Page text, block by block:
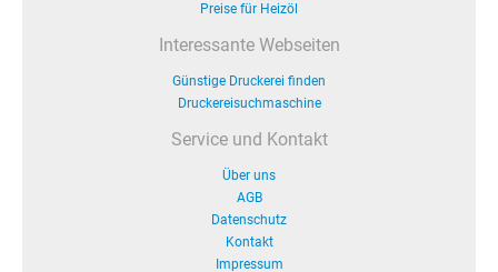
Preise für Heizöl
Interessante Webseiten
Günstige Druckerei finden
Druckereisuchmaschine
Service und Kontakt
Über uns
AGB
Datenschutz
Kontakt
Impressum